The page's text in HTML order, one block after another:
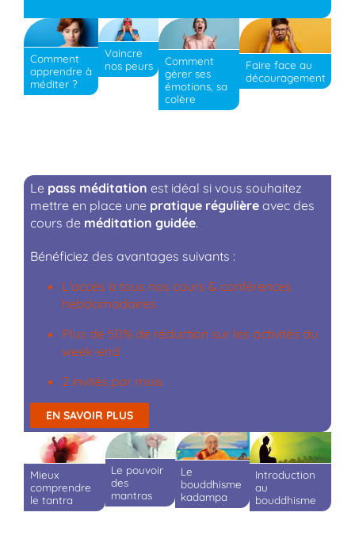
Comment
apprendre à
méditer ?
Vaincre
nos peurs
Comment
gérer ses
émotions, sa
colère
Faire face au
découragement
Le pass méditation est idéal si vous souhaitez
mettre en place une pratique régulière avec des
cours de méditation guidée.
Bénéficiez des avantages suivants :
L’accès à tous nos cours & conférences
hebdomadaires
Plus de 50% de réduction sur les activités du
week-end
2 invités par mois
EN SAVOIR PLUS
Mieux
comprendre
le tantra
Le pouvoir
des
mantras
Le
bouddhisme
kadampa
Introduction
au
bouddhisme